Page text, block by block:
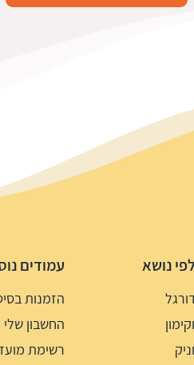
נושא עמודים
הזמנות
החשבון שלי
רשימת